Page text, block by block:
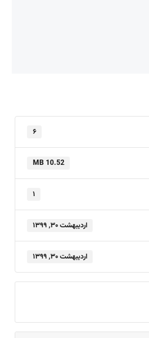
۶
10.52 MB
۱
اردیبهشت ۳۰, ۱۳۹۹
اردیبهشت ۳۰, ۱۳۹۹